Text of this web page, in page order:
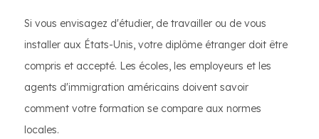
Si vous envisagez d'étudier, de travailler ou de vous
installer aux États-Unis, votre diplôme étranger doit être
compris et accepté. Les écoles, les employeurs et les
agents d'immigration américains doivent savoir
comment votre formation se compare aux normes
locales.